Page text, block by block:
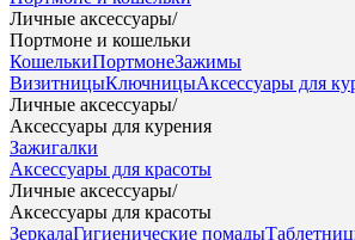
Личные аксессуары/
Портмоне и кошельки
КошелькиПортмонеЗажимы
ВизитницыКлючницыАксессуары для
Личные аксессуары/
Аксессуары для курения
Зажигалки
Аксессуары для красоты
Личные аксессуары/
Аксессуары для красоты
ЗеркалаГигиенические помады